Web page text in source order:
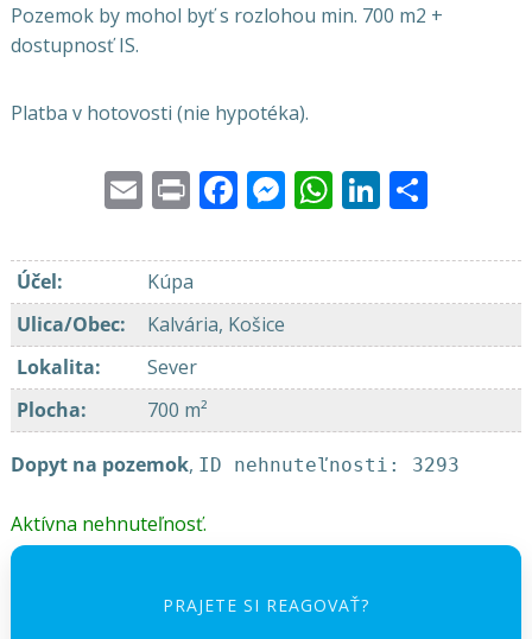
Pozemok by mohol byť s rozlohou min. 700 m2 +
dostupnosť IS.
Platba v hotovosti (nie hypotéka).
EmailPrintFacebook
Messenger
WhatsApp
LinkedIn
Účel:
Kúpa
Ulica/Obec:
Kalvária, Košice
Lokalita:
Sever
Plocha: 700 m²
Dopyt na pozemok, ID nehnuteľnosti: 3293
Aktívna nehnuteľnosť.
PRAJETE SI REAGOVAŤ?